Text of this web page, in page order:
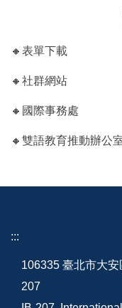
🔸 表單下載
🔸 社群網站
🔸 國際事務處
🔸 雙語教育推動辦公
:::
106335 臺北市大
207